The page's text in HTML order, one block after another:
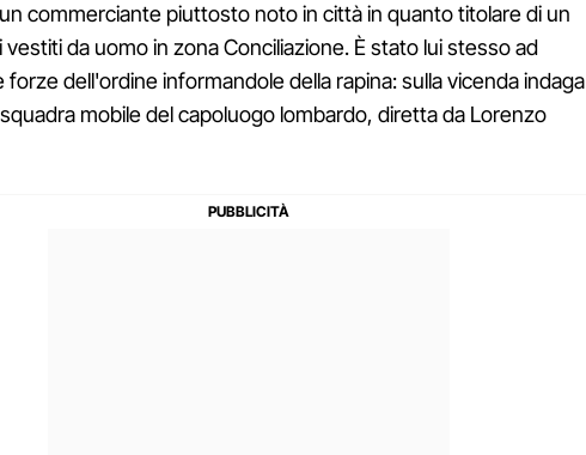
commerciante piuttosto noto in città in quanto titolare di un
vestiti da uomo in zona Conciliazione. È stato lui stesso ad
forze dell'ordine informandole della rapina: sulla vicenda indaga
mobile del capoluogo lombardo, diretta da Lorenzo